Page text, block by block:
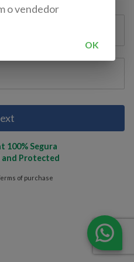
100% Segura
and Protected
of purchase
o vendedor
OK